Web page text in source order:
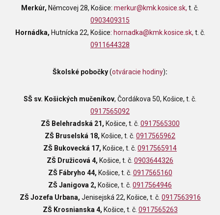
Merkúr, Němcovej 28, Košice: merkur@kmk.kosice.sk, t. č.
0903409315
Hornádka, Hutnícka 22, Košice: hornadka@kmk.kosice.sk, t. č.
0911644328
Školské pobočky(otváracie hodiny):
SŠ sv. Košických mučeníkov, Čordákova 50, Košice, t. č.
0917565092
ZŠ Belehradská 21, Košice, t. č. 0917565300
ZŠ Bruselská 18, Košice, t. č. 0917565962
ZŠ Bukovecká 17, Košice, t. č. 0917565914
ZŠ Družicová 4, Košice, t. č. 0903644326
ZŠ Fábryho 44, Košice, t. č. 0917565160
ZŠ Janigova 2, Košice, t. č. 0917564946
ZŠ Jozefa Urbana, Jenisejská 22, Košice, t. č. 0917563916
ZŠ Krosnianska 4, Košice, t. č. 0917565263